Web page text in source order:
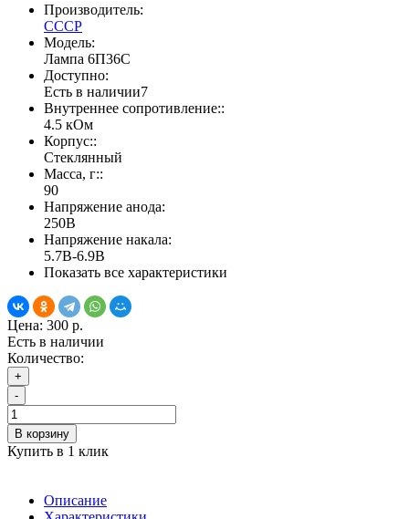
Производитель:
СССР
Модель:
Лампа 6П36С
Доступно:
Есть в наличии7
Внутреннее сопротивление::
4.5 кОм
Корпус::
Стеклянный
Масса, г::
90
Напряжение анода:
250В
Напряжение накала:
5.7В-6.9В
Показать все характеристики
Цена: 300 р.
Есть в наличии
Количество:
+
-
В корзину
Купить в 1 клик
Описание